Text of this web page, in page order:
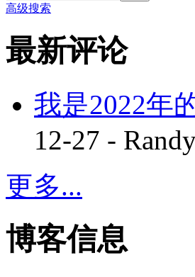
高级搜索
最新评论
我是2022年
12-27 -
更多...
博客信息